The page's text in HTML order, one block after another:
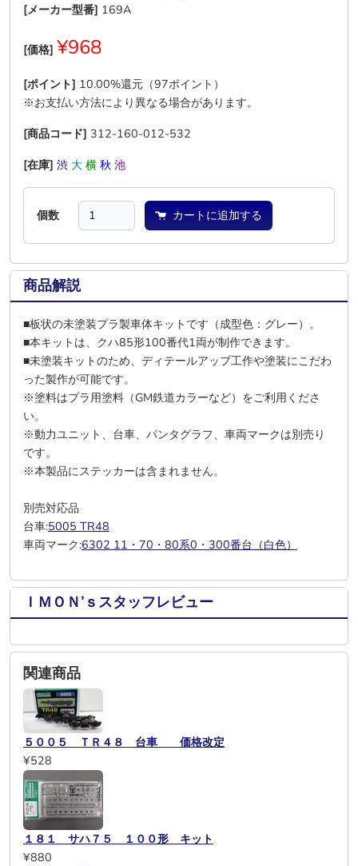
[メーカー型番] 169A
[価格] ¥968
[ポイント] 10.00%還元（97ポイント）
※お支払い方法により異なる場合があります。
[商品コード] 312-160-012-532
[在庫] 渋 大 横 秋 池
個数 カートに追加する
商品解説
■板状の未塗装プラ製車体キットです（成型色：グレー）。
■本キットは、クハ85形100番代1両が制作できます。
■未塗装キットのため、ディテールアップ工作や塗装にこだわ
った製作が可能です。
※塗料はプラ用塗料（GM鉄道カラーなど）をご利用くださ
い。
※動力ユニット、台車、パンタグラフ、車両マークは別売り
です。
※本製品にステッカーは含まれません。
別売対応品
台車:5005 TR48
車両マーク:6302 11・70・80系0・300番台（白色）
ＩＭＯＮ’ｓスタッフレビュー
関連商品
５００５ ＴＲ４８ 台車 価格改定
¥528
１８１ サハ７５ １００形 キット
¥880